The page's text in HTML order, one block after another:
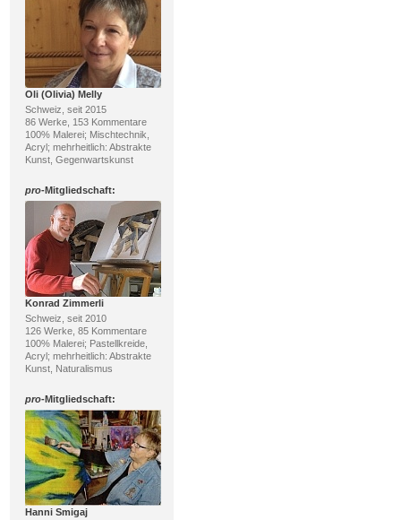
Oli (Olivia) Melly
Schweiz, seit 2015
86 Werke, 153 Kommentare
100% Malerei; Mischtechnik,
Acryl; mehrheitlich: Abstrakte
Kunst, Gegenwartskunst
pro-Mitgliedschaft:
Konrad Zimmerli
Schweiz, seit 2010
126 Werke, 85 Kommentare
100% Malerei; Pastellkreide,
Acryl; mehrheitlich: Abstrakte
Kunst, Naturalismus
pro-Mitgliedschaft:
Hanni Smigaj